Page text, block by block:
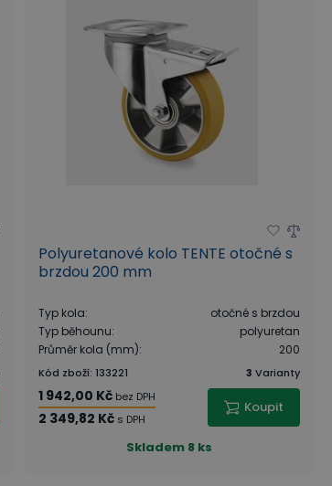
Polyuretanové kolo TENTE otočné s
brzdou 200 mm
Typ kola:
otočné s brzdou
Typ běhounu:
polyuretan
Průměr kola (mm): 200
Kód zboží: 133221 3 Varianty
1 942,00 Kč bez DPH
2 349,82 Kč s DPH
Koupit
Skladem 8 ks